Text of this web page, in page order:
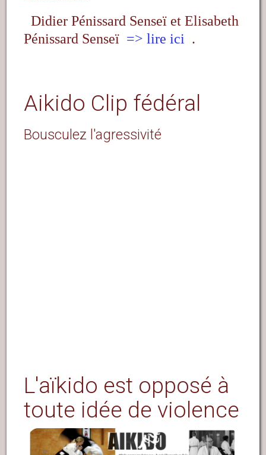
Didier Pénissard Senseï et Elisabeth
Pénissard Senseï => lire ici .
Aikido Clip fédéral
Bousculez l'agressivité
L'aïkido est opposé à
toute idée de violence